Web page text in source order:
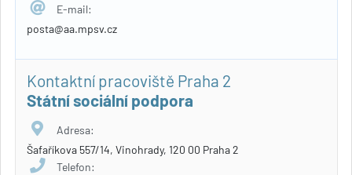
E-mail:
posta@aa.mpsv.cz
Kontaktní pracoviště Praha 2
Státní sociální podpora
Adresa:
Šafaříkova 557/14, Vinohrady, 120 00 Praha 2
Telefon: